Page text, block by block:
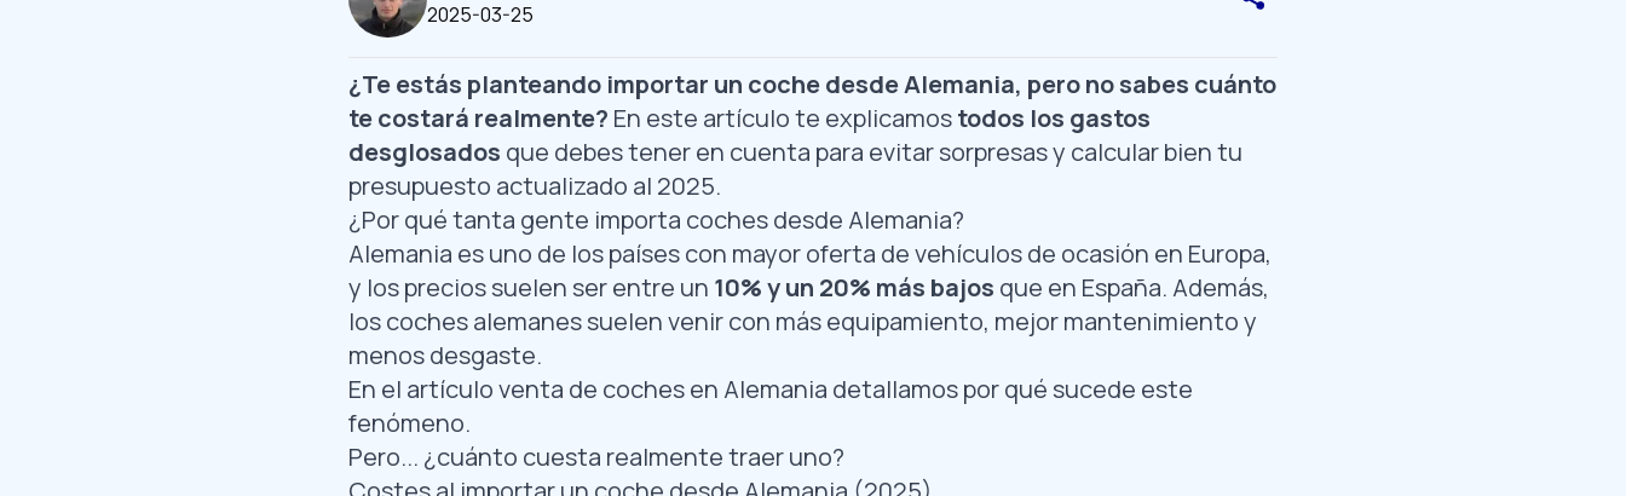
2025-03-25
¿Te estás planteando importar un coche desde Alemania, pero no sabes cuánto
te costará realmente? En este artículo te explicamostodos los gastos
desglosados que debes tener en cuenta para evitar sorpresas y calcular bien tu
presupuesto actualizado al 2025.
¿Por qué tanta gente importa coches desde Alemania?
Alemania es uno de los países con mayor oferta de vehículos de ocasión en Europa,
y los precios suelen ser entre un 10% y un 20% más bajos que en España. Además,
los coches alemanes suelen venir con más equipamiento, mejor mantenimiento y
menos desgaste.
En el artículoventa de coches en Alemania detallamos por qué sucede este
fenómeno.
Pero... ¿cuánto cuesta realmente traer uno?